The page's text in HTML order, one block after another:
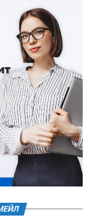
ВС
цього питання
«Юридичного
березня 2025 року.
2025 р. С. 20 – 23;
С. 20- 24; № 9 (1542),
10 (1543), 16 – 31
1 – 10 червня
20 червня 2025 р.
2025 р. С. 20–23;
С. 20 – 21).
незалежної
у процесі
публікації